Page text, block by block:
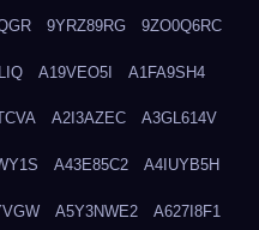
9YRZ89RG 9ZO0Q6RC
A19VEO5I A1FA9SH4
A2I3AZEC A3GL614V
A43E85C2 A4IUYB5H
A5Y3NWE2 A627I8F1